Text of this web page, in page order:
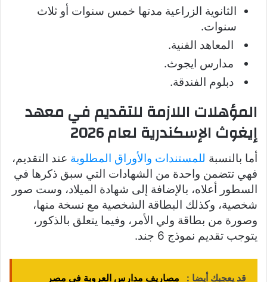
الثانوية الزراعية مدتها خمس سنوات أو ثلاث
سنوات.
المعاهد الفنية.
مدارس ايجوث.
دبلوم الفندقة.
المؤهلات اللازمة للتقديم في معهد
إيغوث الإسكندرية لعام 2026
أما بالنسبة للمستندات والأوراق المطلوبة عند التقديم،
فهي تتضمن واحدة من الشهادات التي سبق ذكرها في
السطور أعلاه، بالإضافة إلى شهادة الميلاد، وست صور
شخصية، وكذلك البطاقة الشخصية مع نسخة منها،
وصورة من بطاقة ولي الأمر، وفيما يتعلق بالذكور،
يتوجب تقديم نموذج 6 جند.
قد يعجبك أيضا : مصاريف مدارس العروبة في مصر